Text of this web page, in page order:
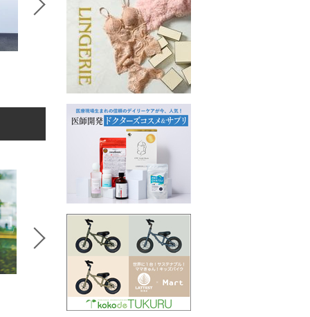
田代かな子
セレクトSTORY
シャツ/ブラウス
5,980円
6
コラボSTORY
MERI
ワンピース
8,990円